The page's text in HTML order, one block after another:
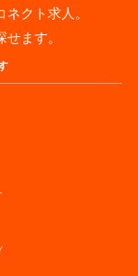
クト求人。
ます。